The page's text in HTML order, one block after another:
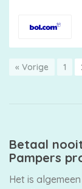
« Vorige 1
Betaal
Pampers
Het is